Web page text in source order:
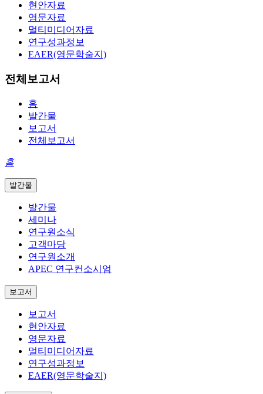
현안자료
영문자료
멀티미디어자료
연구성과정보
EAER(영문학술지)
전체보고서
홈
발간물
보고서
전체보고서
홈
발간물
발간물
세미나
연구원소식
고객마당
연구원소개
APEC 연구컨소시엄
보고서
보고서
현안자료
영문자료
멀티미디어자료
연구성과정보
EAER(영문학술지)